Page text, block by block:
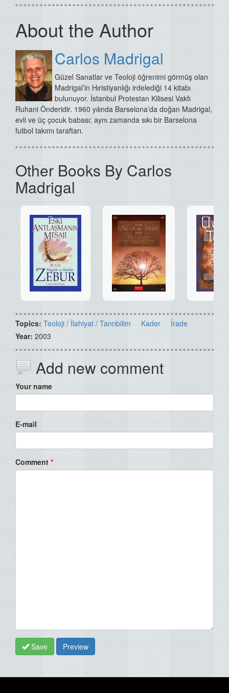
About the Author
Carlos Madrigal
Güzel Sanatlar ve Teoloji öğrenimi görmüş olan
Madrigal’in Hıristiyanlığı irdelediği 14 kitabı
bulunuyor. İstanbul Protestan Kilisesi Vakfı
Ruhani Önderidir. 1960 yılında Barselona’da doğan Madrigal,
evli ve üç çocuk babası; aynı zamanda sıkı bir Barselona
futbol takımı taraftarı.
Other Books By Carlos
Madrigal
Topics: Teoloji / İlahiyat / Tanrıbilim Kader
İrade
Year: 2003
Add new comment
Your name
E-mail
Comment *
Save Preview